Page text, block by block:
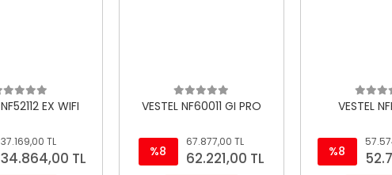
EX WIFI
37.169,00 TL
34.864,00 TL
VESTEL NF60011 GI PRO
%8
67.877,00 TL
62.221,00 TL
VESTEL
%8